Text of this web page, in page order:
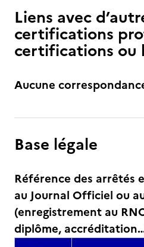
Liens avec
certifications
certifications ou
Aucune
Base légale
Référence des arrêtés
au Journal Officiel ou
(enregistrement au
diplôme,